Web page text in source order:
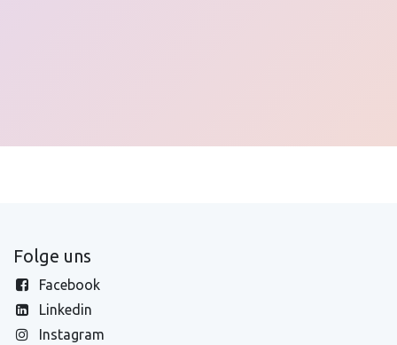
Folge uns
Facebook
Linkedin
Instagram